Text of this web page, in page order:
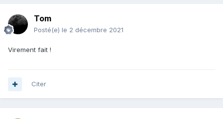
Tom
Posté(e) le 2 décembre 2021
Virement fait !
Citer